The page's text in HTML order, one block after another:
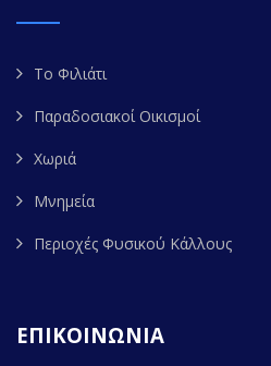
Το Φιλιάτι
Παραδοσιακοί Οικισμοί
Χωριά
Μνημεία
Περιοχές Φυσικού Κάλλους
ΕΠΙΚΟΙΝΩΝΙΑ